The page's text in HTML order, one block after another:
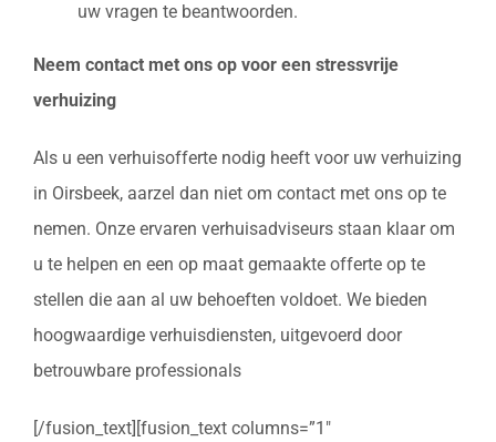
uw vragen te beantwoorden.
Neem contact met ons op voor een stressvrije
verhuizing
Als u een verhuisofferte nodig heeft voor uw verhuizing
in Oirsbeek, aarzel dan niet om contact met ons op te
nemen. Onze ervaren verhuisadviseurs staan klaar om
u te helpen en een op maat gemaakte offerte op te
stellen die aan al uw behoeften voldoet. We bieden
hoogwaardige verhuisdiensten, uitgevoerd door
betrouwbare professionals
[/fusion_text][fusion_text columns=”1″